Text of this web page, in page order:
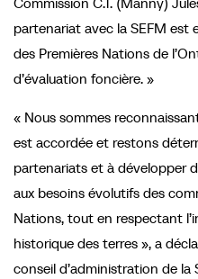
partenariat avec la SEFM est
des Premières Nations de
d’évaluation foncière. »
« Nous sommes
est accordée et restons
partenariats et à développer
aux besoins évolutifs des
Nations, tout en respectant
historique des terres », a
conseil d’administration de